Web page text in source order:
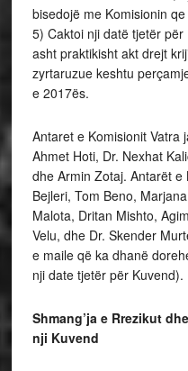
bisedojë me Komisionin
5) Caktoi nji datë tjetër
asht praktikisht akt drejt
zyrtaruzue keshtu
e 2017ës.
Antaret e Komisionit Vatra
Ahmet Hoti, Dr. Nexhat
dhe Armin Zotaj. Antarët
Bejleri, Tom Beno,
Malota, Dritan Mishto,
Velu, dhe Dr. Skender
e maile që ka dhanë
nji date tjetër për Kuvend).
Shmang’ja e Rrezikut
nji Kuvend